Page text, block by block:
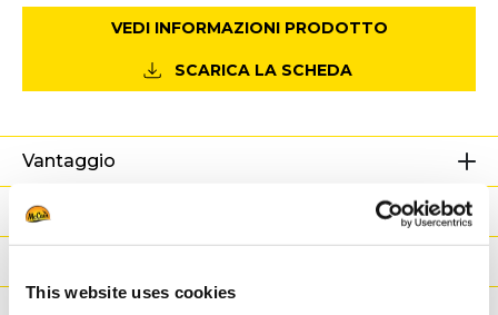
This website uses cookies
VEDI INFORMAZIONI PRODOTTO
SCARICA LA SCHEDA
Vantaggio
Informazioni Nutrizionali